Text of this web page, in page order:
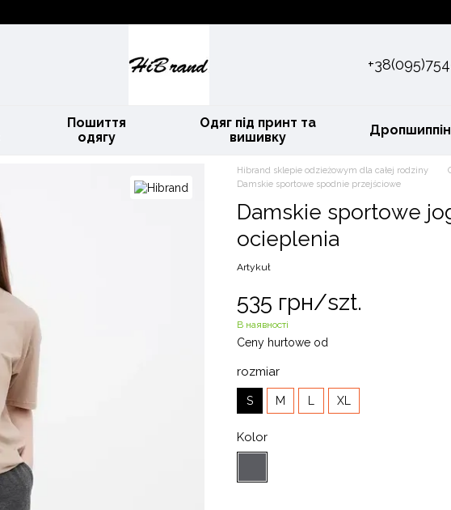
Пошиття
одягу
Одяг під принт та
вишивку
Hibrand sklepie odzieżowym dla całej rodziny
Damskie sportowe spodnie przejściowe
Damskie sportowe
ocieplenia
Artykuł
535 грн/szt.
В наявності
Ceny hurtowe od
rozmiar
S M XL
Kolor